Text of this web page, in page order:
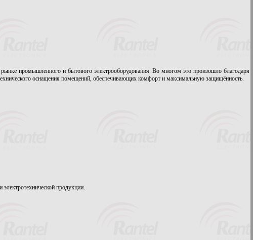
промышленного и бытового электрооборудования. Во многом это произошло благодаря
оснащения помещений, обеспечивающих комфорт и максимальную защищённость.
продукции.